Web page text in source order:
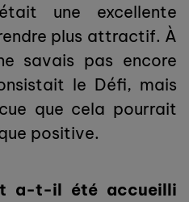
une excellente
plus attractif. À
savais pas encore
le Défi, mais
que cela pourrait
positive.
a-t-il été accueilli